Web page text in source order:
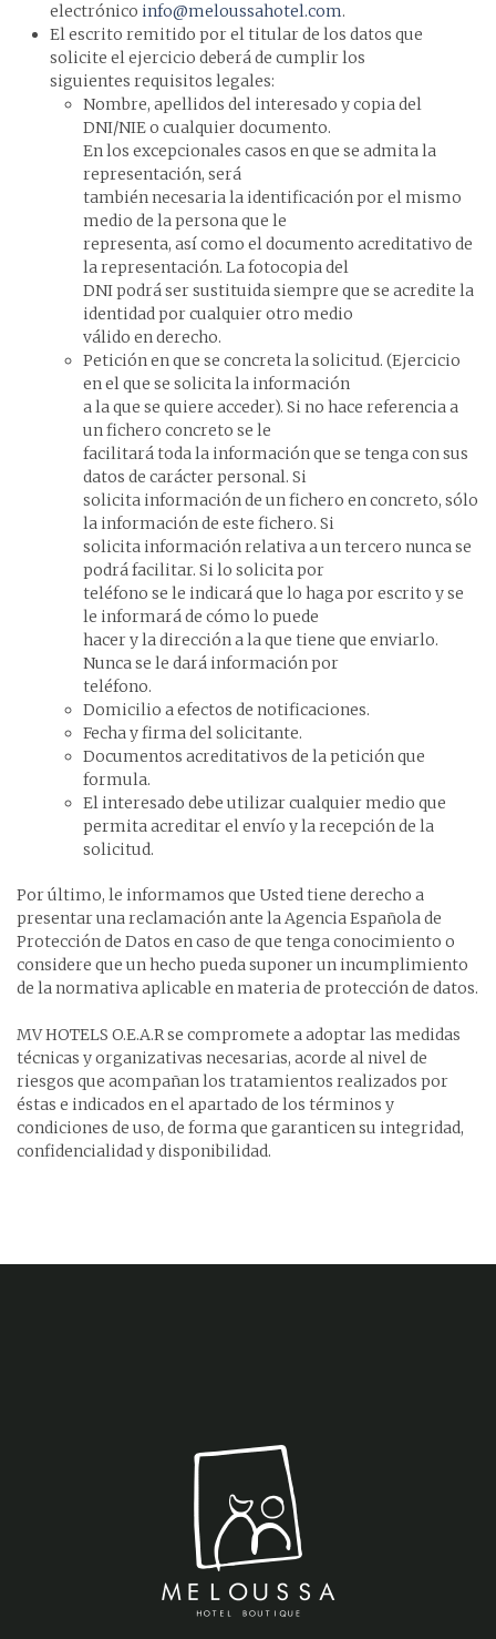
electrónico info@meloussahotel.com.
El escrito remitido por el titular de los datos que
solicite el ejercicio deberá de cumplir los
siguientes requisitos legales:
Nombre, apellidos del interesado y copia del
DNI/NIE o cualquier documento.
En los excepcionales casos en que se admita la
representación, será
también necesaria la identificación por el mismo
medio de la persona que le
representa, así como el documento acreditativo de
la representación. La fotocopia del
DNI podrá ser sustituida siempre que se acredite la
identidad por cualquier otro medio
válido en derecho.
Petición en que se concreta la solicitud. (Ejercicio
en el que se solicita la información
a la que se quiere acceder). Si no hace referencia a
un fichero concreto se le
facilitará toda la información que se tenga con sus
datos de carácter personal. Si
solicita información de un fichero en concreto, sólo
la información de este fichero. Si
solicita información relativa a un tercero nunca se
podrá facilitar. Si lo solicita por
teléfono se le indicará que lo haga por escrito y se
le informará de cómo lo puede
hacer y la dirección a la que tiene que enviarlo.
Nunca se le dará información por
teléfono.
Domicilio a efectos de notificaciones.
Fecha y firma del solicitante.
Documentos acreditativos de la petición que
formula.
El interesado debe utilizar cualquier medio que
permita acreditar el envío y la recepción de la
solicitud.
Por último, le informamos que Usted tiene derecho a
presentar una reclamación ante la Agencia Española de
Protección de Datos en caso de que tenga conocimiento o
considere que un hecho pueda suponer un incumplimiento
de la normativa aplicable en materia de protección de datos.
MV HOTELS O.E.A.R se compromete a adoptar las medidas
técnicas y organizativas necesarias, acorde al nivel de
riesgos que acompañan los tratamientos realizados por
éstas e indicados en el apartado de los términos y
condiciones de uso, de forma que garanticen su integridad,
confidencialidad y disponibilidad.